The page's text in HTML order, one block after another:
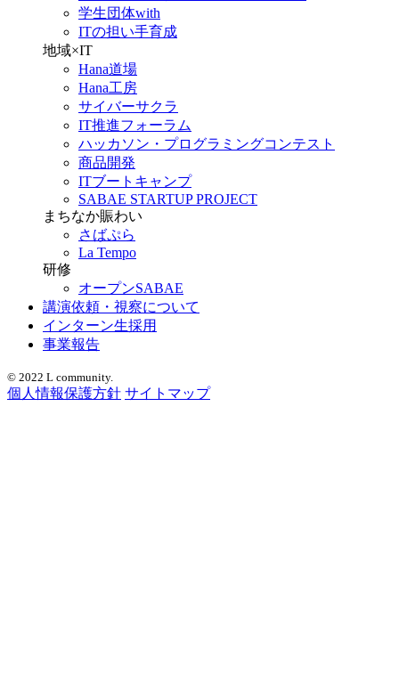
学生団体with
ITの担い手育成
地域×IT
Hana道場
Hana工房
サイバーサクラ
IT推進フォーラム
ハッカソン・プログラミングコンテスト
商品開発
ITブートキャンプ
SABAE STARTUP PROJECT
まちなか賑わい
さばぷら
La Tempo
研修
オープンSABAE
講演依頼・視察について
インターン生採用
事業報告
© 2022 L community.
個人情報保護方針 サイトマップ